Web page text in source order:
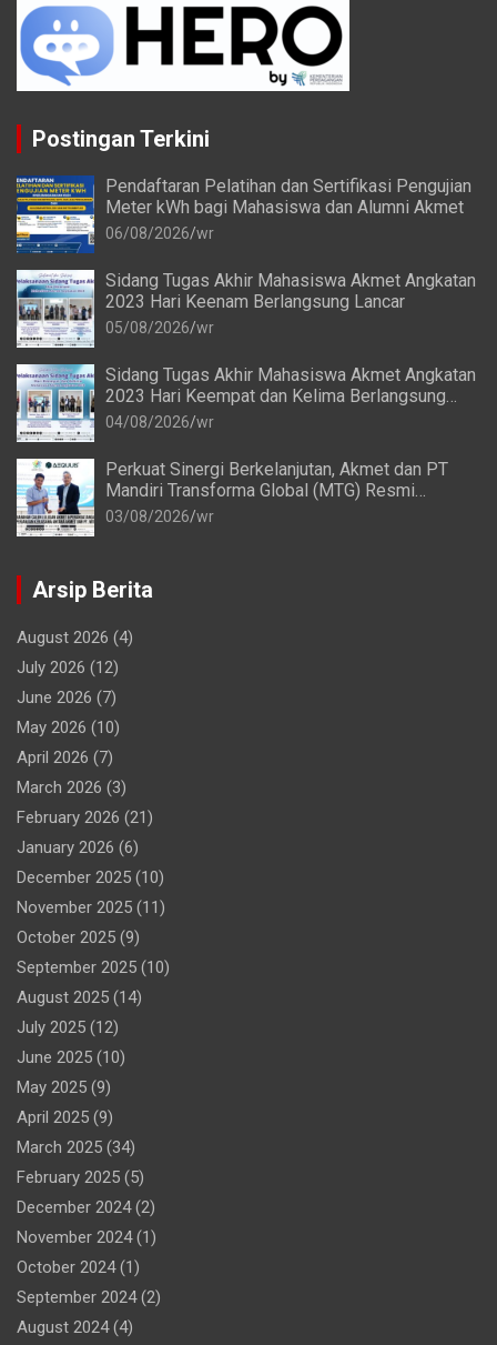
Postingan Terkini
Pendaftaran Pelatihan dan Sertifikasi Pengujian
Meter kWh bagi Mahasiswa dan Alumni Akmet
06/08/2026 wr
Sidang Tugas Akhir Mahasiswa Akmet Angkatan
2023 Hari Keenam Berlangsung Lancar
05/08/2026 wr
Sidang Tugas Akhir Mahasiswa Akmet Angkatan
2023 Hari Keempat dan Kelima Berlangsung
Lancar
04/08/2026 wr
Perkuat Sinergi Berkelanjutan, Akmet dan PT
Mandiri Transforma Global (MTG) Resmi
Perpanjang Perjanjian Kerja Sama
03/08/2026 wr
Arsip Berita
August 2026 (4)
July 2026 (12)
June 2026 (7)
May 2026 (10)
April 2026 (7)
March 2026 (3)
February 2026 (21)
January 2026 (6)
December 2025 (10)
November 2025 (11)
October 2025 (9)
September 2025 (10)
August 2025 (14)
July 2025 (12)
June 2025 (10)
May 2025 (9)
April 2025 (9)
March 2025 (34)
February 2025 (5)
December 2024(2)
November 2024(1)
October 2024(1)
September 2024(2)
August 2024(4)